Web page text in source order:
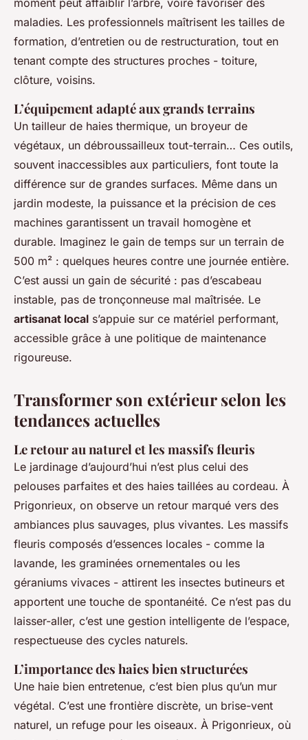
maladies. Les professionnels maîtrisent les tailles de
formation, d’entretien ou de restructuration, tout en
tenant compte des structures proches - toiture,
clôture, voisins.
L’équipement adapté aux grands terrains
Un tailleur de haies thermique, un broyeur de
végétaux, un débroussailleux tout-terrain… Ces outils,
souvent inaccessibles aux particuliers, font toute la
différence sur de grandes surfaces. Même dans un
jardin modeste, la puissance et la précision de ces
machines garantissent un travail homogène et
durable. Imaginez le gain de temps sur un terrain de
500 m² : quelques heures contre une journée entière.
C’est aussi un gain de sécurité : pas d’escabeau
instable, pas de tronçonneuse mal maîtrisée. Le
artisanat local s’appuie sur ce matériel performant,
accessible grâce à une politique de maintenance
rigoureuse.
Transformer son extérieur selon les
tendances actuelles
Le retour au naturel et les massifs fleuris
Le jardinage d’aujourd’hui n’est plus celui des
pelouses parfaites et des haies taillées au cordeau. À
Prigonrieux, on observe un retour marqué vers des
ambiances plus sauvages, plus vivantes. Les massifs
fleuris composés d’essences locales - comme la
lavande, les graminées ornementales ou les
géraniums vivaces - attirent les insectes butineurs et
apportent une touche de spontanéité. Ce n’est pas du
laisser-aller, c’est une gestion intelligente de l’espace,
respectueuse des cycles naturels.
L’importance des haies bien structurées
Une haie bien entretenue, c’est bien plus qu’un mur
végétal. C’est une frontière discrète, un brise-vent
naturel, un refuge pour les oiseaux. À Prigonrieux, où